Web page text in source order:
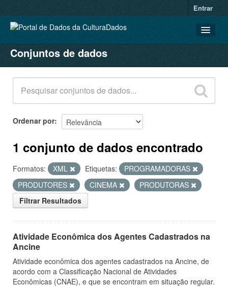
Entrar
CONJUNTOS DE DADOS
ORGANIZAÇÕES
GRUPOS
SOBRE
Conjuntos de dados
Ordenar por
1 conjunto de dados encontrado
Formatos: XML Etiquetas:
PROGRAMADORAS
PRODUTORES
CINEMA
PRODUTORAS
Filtrar Resultados
Atividade Econômica dos Agentes Cadastrados na
Ancine
Atividade econômica dos agentes cadastrados na Ancine, de
acordo com a Classificação Nacional de Atividades
Econômicas (CNAE), e que se encontram em situação regular.